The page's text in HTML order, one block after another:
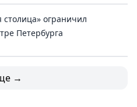
ограничил
Петербурга
→